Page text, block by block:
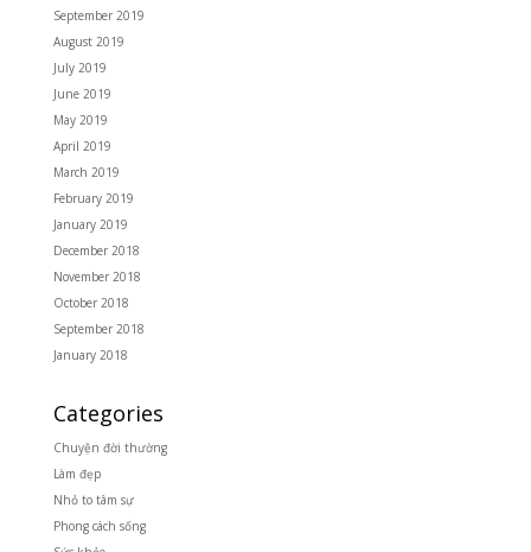
September 2019
August 2019
July 2019
June 2019
May 2019
April 2019
March 2019
February 2019
January 2019
December 2018
November 2018
October 2018
September 2018
January 2018
Categories
Chuyện đời thường
Làm đẹp
Nhỏ to tâm sự
Phong cách sống